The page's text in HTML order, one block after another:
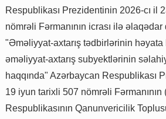
Respublikası Prezidentinin 2026-cı il
nömrəli Fərmanının icrası ilə əlaqədar
"Əməliyyat-axtarış tədbirlərinin
əməliyyat-axtarış subyektlərinin
haqqında" Azərbaycan Respublikası
19 iyun tarixli 507 nömrəli Fərmanının
Respublikasının Qanunvericilik